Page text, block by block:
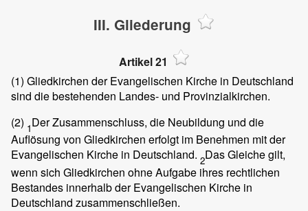
III. Gliederung
Artikel 21
(1) Gliedkirchen der Evangelischen Kirche in Deutschland
sind die bestehenden Landes- und Provinzialkirchen.
(2) 1Der Zusammenschluss, die Neubildung und die
Auflösung von Gliedkirchen erfolgt im Benehmen mit der
Evangelischen Kirche in Deutschland. 2Das Gleiche gilt,
wenn sich Gliedkirchen ohne Aufgabe ihres rechtlichen
Bestandes innerhalb der Evangelischen Kirche in
Deutschland zusammenschließen.